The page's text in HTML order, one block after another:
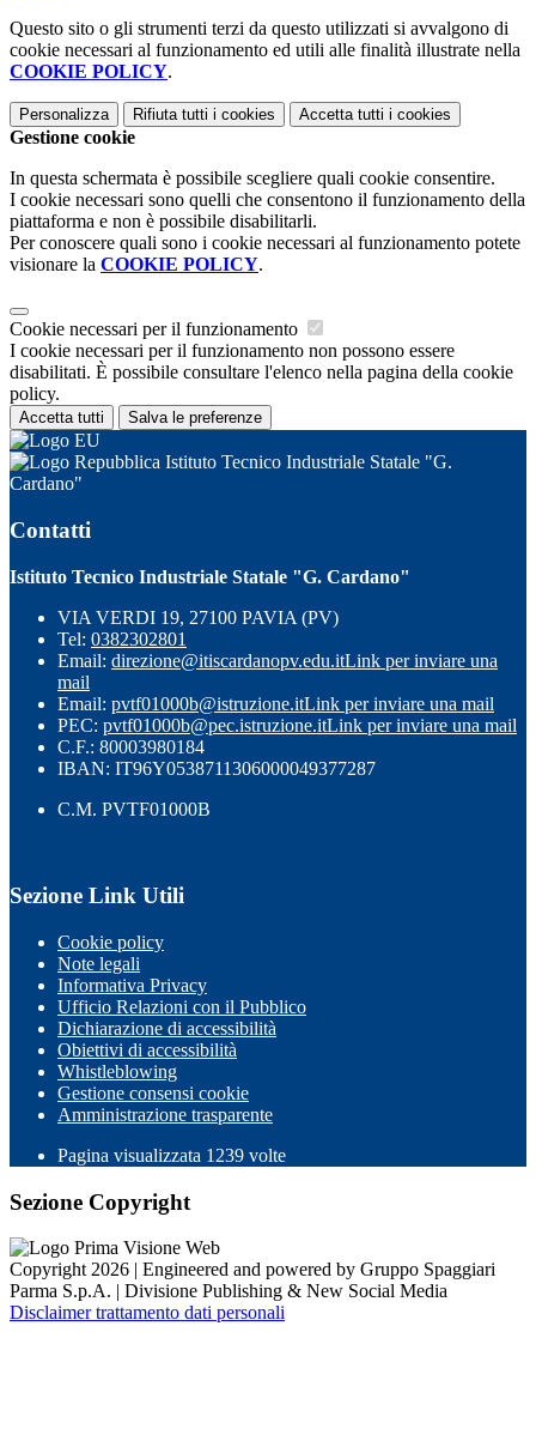
Questo sito o gli strumenti terzi da questo utilizzati si avvalgono di
cookie necessari al funzionamento ed utili alle finalità illustrate nella
COOKIE POLICY.
Personalizza Rifiuta tutti i cookies Accetta tutti i cookies
Gestione cookie
In questa schermata è possibile scegliere quali cookie consentire.
I cookie necessari sono quelli che consentono il funzionamento della
piattaforma e non è possibile disabilitarli.
Per conoscere quali sono i cookie necessari al funzionamento potete
visionare la COOKIE POLICY.
Cookie necessari per il funzionamento
I cookie necessari per il funzionamento non possono essere
disabilitati. È possibile consultare l'elenco nella pagina della cookie
policy.
Accetta tutti Salva le preferenze
Istituto Tecnico Industriale Statale "G.
Cardano"
Contatti
Istituto Tecnico Industriale Statale "G. Cardano"
VIA VERDI 19, 27100 PAVIA (PV)
Tel: 0382302801
Email: direzione@itiscardanopv.edu.itLink per inviare una
mail
Email: pvtf01000b@istruzione.itLink per inviare una mail
PEC: pvtf01000b@pec.istruzione.itLink per inviare una mail
C.F.: 80003980184
IBAN: IT96Y0538711306000049377287
C.M. PVTF01000B
Sezione Link Utili
Cookie policy
Note legali
Informativa Privacy
Ufficio Relazioni con il Pubblico
Dichiarazione di accessibilità
Obiettivi di accessibilità
Whistleblowing
Gestione consensi cookie
Amministrazione trasparente
Pagina visualizzata 1239 volte
Sezione Copyright
Copyright 2026 | Engineered and powered by Gruppo Spaggiari
Parma S.p.A. | Divisione Publishing & New Social Media
Disclaimer trattamento dati personali